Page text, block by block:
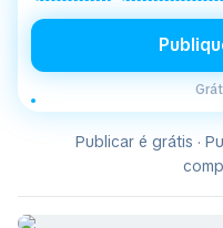
Publicar é grátis ·